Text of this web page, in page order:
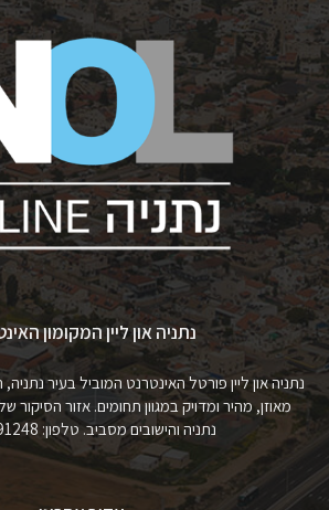
נתניה און ליין המקומון
נתניה און ליין פורטל האינטרנט המוביל בעיר
מאוזן, מהיר ומדויק במגוון תחומים. אזור
נתניה והישובים מסביב. טלפון: 050-8491248